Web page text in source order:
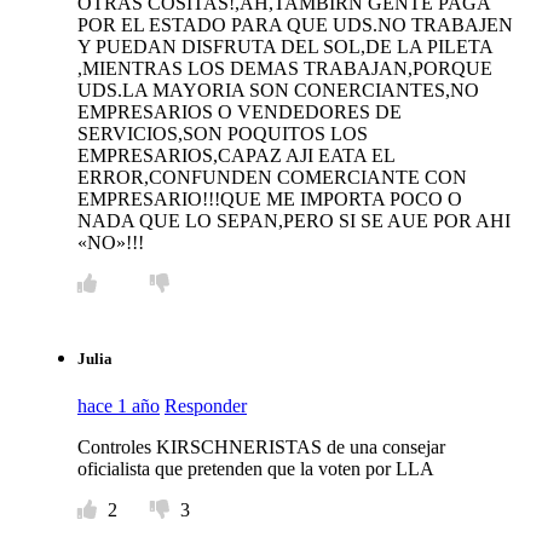
POR EL ESTADO PARA QUE UDS.NO TRABAJEN
Y PUEDAN DISFRUTA DEL SOL,DE LA PILETA
,MIENTRAS LOS DEMAS TRABAJAN,PORQUE
UDS.LA MAYORIA SON CONERCIANTES,NO
EMPRESARIOS O VENDEDORES DE
SERVICIOS,SON POQUITOS LOS
EMPRESARIOS,CAPAZ AJI EATA EL
ERROR,CONFUNDEN COMERCIANTE CON
EMPRESARIO!!!QUE ME IMPORTA POCO O
NADA QUE LO SEPAN,PERO SI SE AUE POR AHI
«NO»!!!
Julia
hace 1 año Responder
Controles KIRSCHNERISTAS de una consejar
oficialista que pretenden que la voten por LLA
2
3